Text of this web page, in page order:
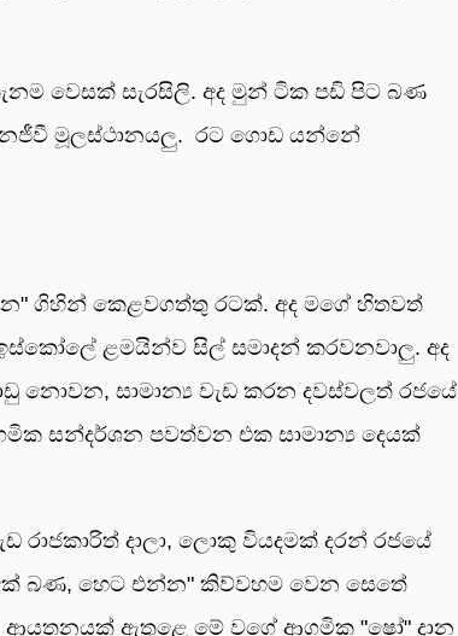
වෙසක් සැරසිලි. අද මුන් ටික පඩි පිට බණ
මූලස්ථානයලු. රට ගොඩ යන්නේ
ගිහින් කෙළවගත්තු රටක්. අද මගේ හිතවත්
ළමයින්ව සිල් සමාදන් කරවනවාලු. අද
නොවන, සාමාන්‍ය වැඩ කරන දවස්වලත් රජයේ
සන්දර්ශන පවත්වන එක සාමාන්‍ය දෙයක්
රාජකාරිත් දාලා, ලොකු වියදමක් දරන් රජයේ
බණ, හෙට එන්න" කිව්වහම වෙන සෙතේ
ඇතුළෙ මේ වගේ ආගමික "ෂෝ" දාන